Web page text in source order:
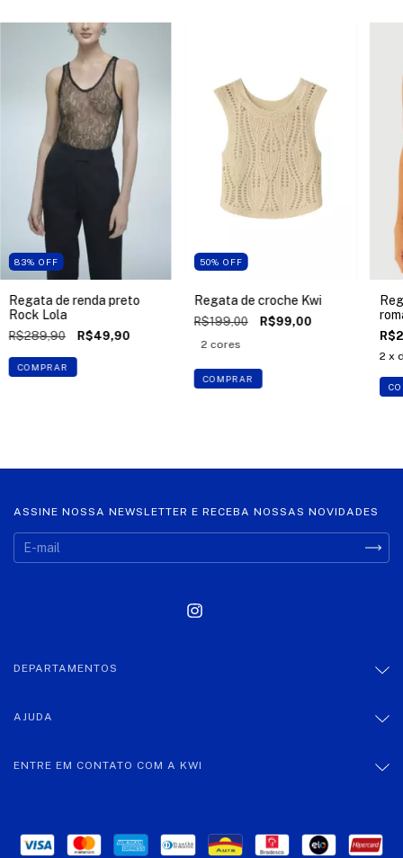
83% OFF
Regata de renda preto
Rock Lola
R$289,90 R$49,90
COMPRAR
50% OFF
Regata de croche Kwi
R$199,00 R$99,00
2 cores
COMPRAR
2 x
ASSINE NOSSA NEWSLETTER E RECEBA NOSSAS NOVIDADES
DEPARTAMENTOS
AJUDA
ENTRE EM CONTATO COM A KWI